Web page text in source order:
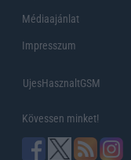
Médiaajánlat
Impresszum
UjesHasznaltGSM
Kövessen minket!